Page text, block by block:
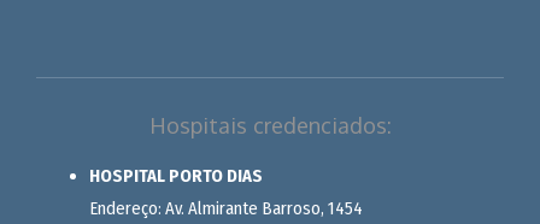
Hospitais credenciados:
HOSPITAL PORTO DIAS
Endereço: Av. Almirante Barroso, 1454